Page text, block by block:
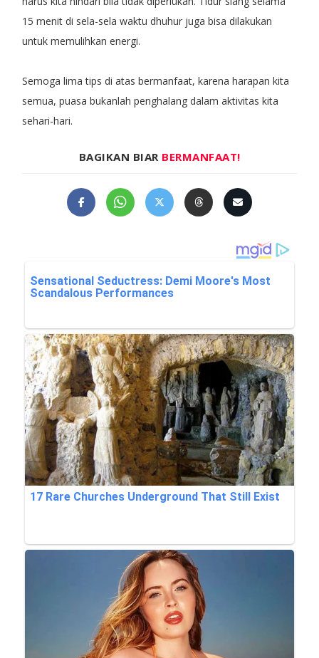
15 menit di sela-sela waktu dhuhur juga bisa dilakukan
untuk memulihkan energi.
Semoga lima tips di atas bermanfaat, karena harapan kita
semua, puasa bukanlah penghalang dalam aktivitas kita
sehari-hari.
BAGIKAN BIAR BERMANFAAT!